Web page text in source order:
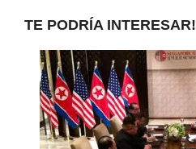
TE PODRÍA INTERESAR!